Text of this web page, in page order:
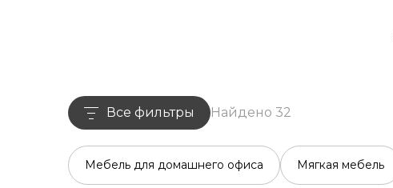
Все фильтры Найдено 32
Мебель для домашнего офиса Мягкая мебель